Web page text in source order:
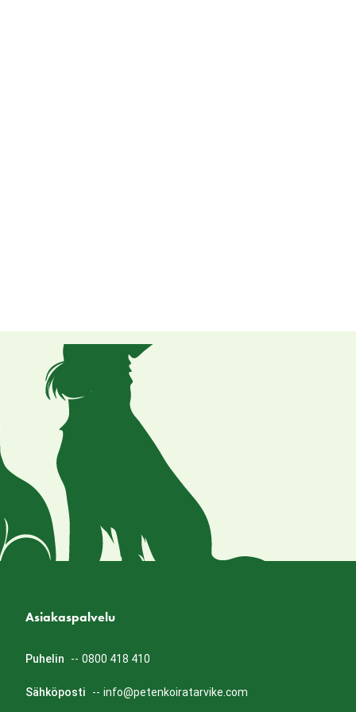
Asiakaspalvelu
Puhelin -- 0800 418 410
Sähköposti -- info@petenkoiratarvike.com